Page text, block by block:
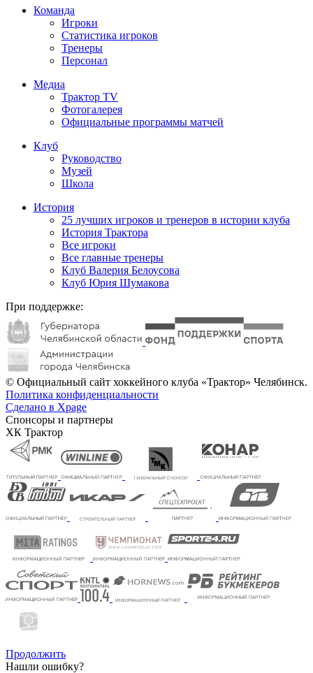
Команда
Игроки
Статистика игроков
Тренеры
Персонал
Медиа
Трактор TV
Фотогалерея
Официальные программы матчей
Клуб
Руководство
Музей
Школа
История
25 лучших игроков и тренеров в истории клуба
История Трактора
Все игроки
Все главные тренеры
Клуб Валерия Белоусова
Клуб Юрия Шумакова
При поддержке:
© Официальный сайт хоккейного клуба «Трактор» Челябинск.
Политика конфиденциальности
Сделано в Xpage
Спонсоры и партнеры
ХК Трактор
Продолжить
Нашли ошибку?